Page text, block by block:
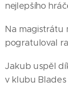
nejlepšího
Na magistrátu
pogratuloval
Jakub uspěl
v klubu Blades